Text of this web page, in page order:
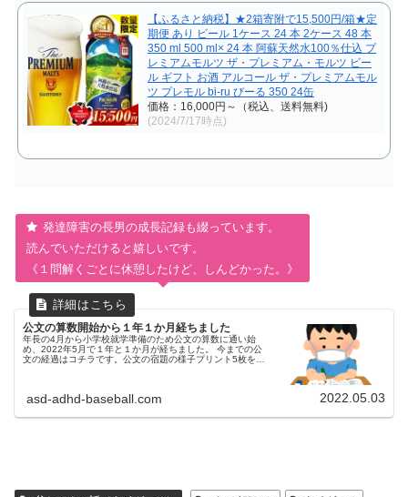
【ふるさと納税】★2箱寄附で15,500円/箱★定
期便 あり ビール 1ケース 24 本 2ケース 48 本
350 ml 500 ml× 24 本 阿蘇天然水100％仕込 プ
レミアムモルツ ザ・プレミアム・モルツ ビー
ル ギフト お酒 アルコール ザ・プレミアムモル
ツ プレモル bi-ru びーる 350 24缶
価格：16,000円～（税込、送料無料)
(2024/7/17時点)
発達障害の長男の成長記録も綴っています。
読んでいただけると嬉しいです。
《１問解くごとに休憩したけど、しんどかった。》
公文の算数開始から１年１か月経ちました
年長の4月から小学校就学準備のため公文の算数に通い始
め、2022年5月で１年と１か月が経ちました。 今までの公
文の経過はコチラです。公文の宿題の様子プリント5枚を30
asd-adhd-baseball.com 2022.05.03